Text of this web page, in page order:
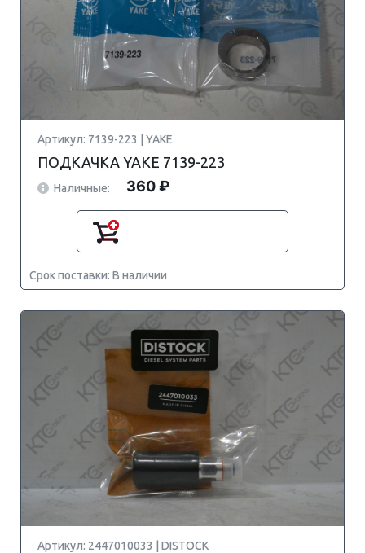
Артикул: 7139-223 | YAKE
ПОДКАЧКА YAKE 7139-223
Наличные: 360 ₽
Срок поставки: В наличии
Артикул: 2447010033 | DISTOCK